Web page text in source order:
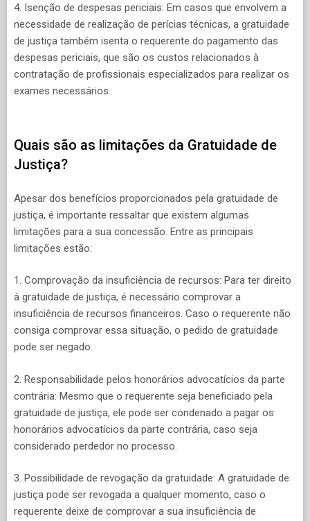
4. Isenção de despesas periciais: Em casos que envolvem a
necessidade de realização de perícias técnicas, a gratuidade
de justiça também isenta o requerente do pagamento das
despesas periciais, que são os custos relacionados à
contratação de profissionais especializados para realizar os
exames necessários.
Quais são as limitações da Gratuidade de
Justiça?
Apesar dos benefícios proporcionados pela gratuidade de
justiça, é importante ressaltar que existem algumas
limitações para a sua concessão. Entre as principais
limitações estão:
1. Comprovação da insuficiência de recursos: Para ter direito
à gratuidade de justiça, é necessário comprovar a
insuficiência de recursos financeiros. Caso o requerente não
consiga comprovar essa situação, o pedido de gratuidade
pode ser negado.
2. Responsabilidade pelos honorários advocatícios da parte
contrária: Mesmo que o requerente seja beneficiado pela
gratuidade de justiça, ele pode ser condenado a pagar os
honorários advocatícios da parte contrária, caso seja
considerado perdedor no processo.
3. Possibilidade de revogação da gratuidade: A gratuidade de
justiça pode ser revogada a qualquer momento, caso o
requerente deixe de comprovar a sua insuficiência de